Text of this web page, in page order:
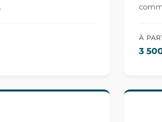
À
3